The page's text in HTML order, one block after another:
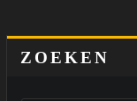
ZOEKEN